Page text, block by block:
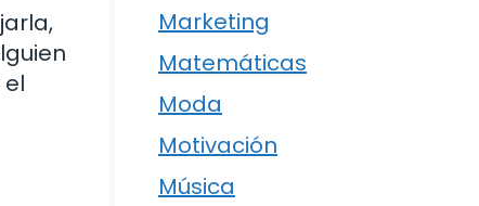
Marketing
Matemáticas
Moda
Motivación
Música